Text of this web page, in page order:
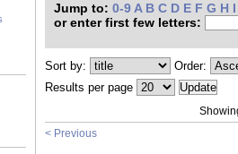
Jump to: 0-9 A B C D E F G H I
or enter first few letters:
Sort by:
Order:
Results per page
< Previous